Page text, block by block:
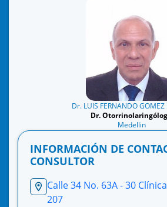
Dr. LUIS FERNANDO GOMEZ
Dr.
Medellin
INFORMACIÓN DE
CONSULTOR
Calle 34 No. 63A - 30
207